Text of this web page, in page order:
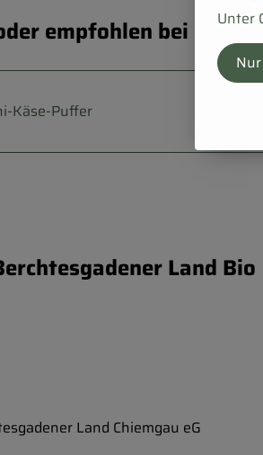
empfohlen bei
Käse-Puffer
Land Bio
Land Chiemgau eG
Unter